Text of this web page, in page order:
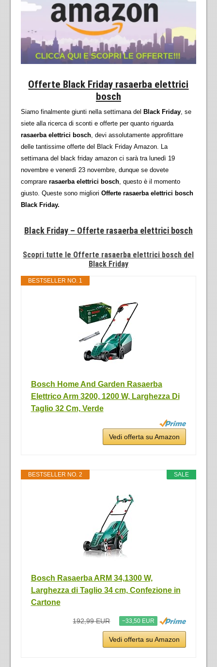
Offerte Black Friday rasaerba elettrici
bosch
Siamo finalmente giunti nella settimana del Black Friday, se
siete alla ricerca di sconti e offerte per quanto riguarda
rasaerba elettrici bosch, devi assolutamente approfittare
delle tantissime offerte del Black Friday Amazon. La
settimana del black friday amazon ci sarà tra lunedì 19
novembre e venerdì 23 novembre, dunque se dovete
comprare rasaerba elettrici bosch, questo è il momento
giusto. Queste sono migliori Offerte rasaerba elettrici bosch
Black Friday.
Black Friday – Offerte rasaerba elettrici bosch
Scopri tutte le Offerte rasaerba elettrici bosch del
Black Friday
BESTSELLER NO. 1
Bosch Home And Garden Rasaerba
Elettrico Arm 3200, 1200 W, Larghezza Di
Taglio 32 Cm, Verde
Vedi offerta su Amazon
SALE
BESTSELLER NO. 2
Bosch Rasaerba ARM 34,1300 W,
Larghezza di Taglio 34 cm, Confezione in
Cartone
192,99 EUR −33,50 EUR
Vedi offerta su Amazon